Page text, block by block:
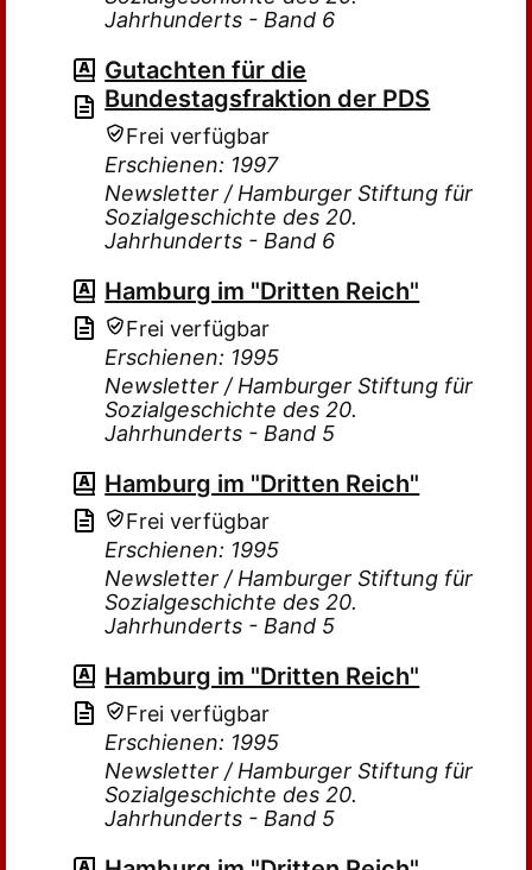
Jahrhunderts - Band 6
Gutachten für die
Bundestagsfraktion der PDS
Frei verfügbar
Erschienen: 1997
Newsletter / Hamburger Stiftung für
Sozialgeschichte des 20.
Jahrhunderts - Band 6
Hamburg im "Dritten Reich"
Frei verfügbar
Erschienen: 1995
Newsletter / Hamburger Stiftung für
Sozialgeschichte des 20.
Jahrhunderts - Band 5
Hamburg im "Dritten Reich"
Frei verfügbar
Erschienen: 1995
Newsletter / Hamburger Stiftung für
Sozialgeschichte des 20.
Jahrhunderts - Band 5
Hamburg im "Dritten Reich"
Frei verfügbar
Erschienen: 1995
Newsletter / Hamburger Stiftung für
Sozialgeschichte des 20.
Jahrhunderts - Band 5